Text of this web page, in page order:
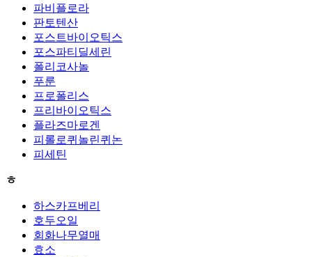
파비플로라
판토텐산
포스트바이오틱스
포스파티딜세린
폴리코사놀
푸룬
프로폴리스
프리바이오틱스
플라즈마로겐
피롤로퀴놀린퀴논
피세틴
ㅎ
하스카프베리
호두오일
회화나무열매
효소